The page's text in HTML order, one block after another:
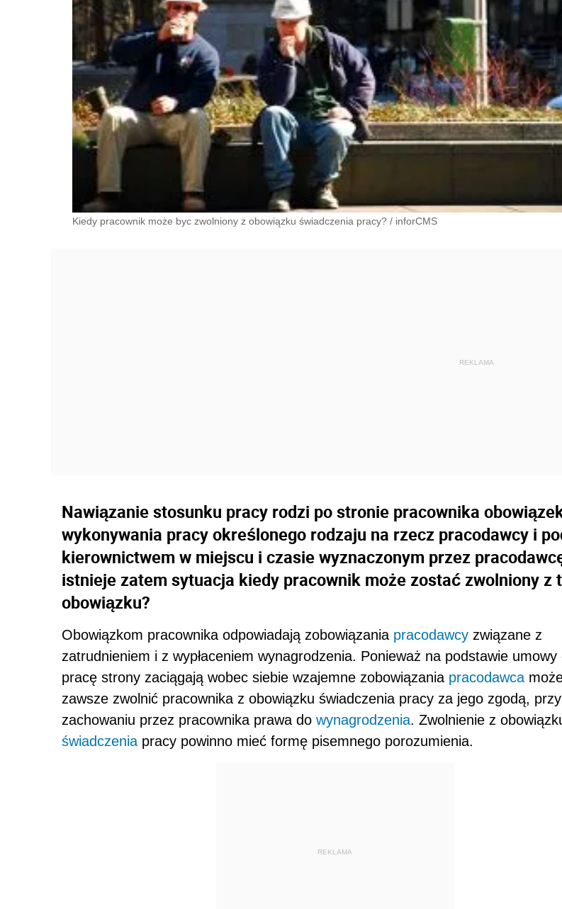
Kiedy pracownik może byc zwolniony z obowiązku świadczenia pracy? / inforCMS
Nawiązanie stosunku pracy rodzi po stronie pracownika
wykonywania pracy określonego rodzaju na rzecz pracodawcy i
kierownictwem w miejscu i czasie wyznaczonym przez
istnieje zatem sytuacja kiedy pracownik może zostać zwolniony z
obowiązku?
Obowiązkom pracownika odpowiadają zobowiązania pracodawcy związane z
zatrudnieniem i z wypłaceniem wynagrodzenia. Ponieważ na podstawie umowy
pracę strony zaciągają wobec siebie wzajemne zobowiązania pracodawca
zawsze zwolnić pracownika z obowiązku świadczenia pracy za jego zgodą, przy
zachowaniu przez pracownika prawa do wynagrodzenia. Zwolnienie z
świadczenia pracy powinno mieć formę pisemnego porozumienia.
REKLAMA